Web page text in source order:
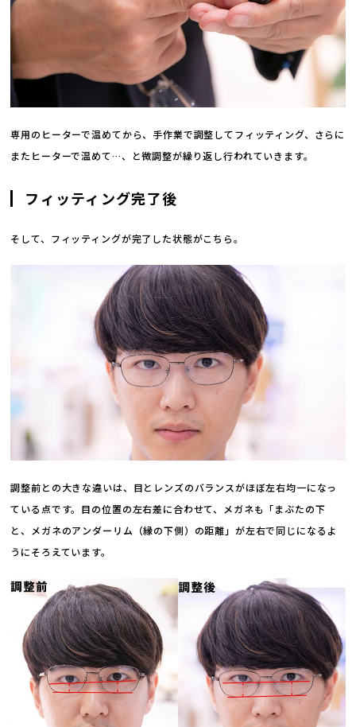
専用のヒーターで温めてから、手作業で調整してフィッティング、さらに
またヒーターで温めて…、と微調整が繰り返し行われていきます。
フィッティング完了後
そして、フィッティングが完了した状態がこちら。
調整前との大きな違いは、目とレンズのバランスがほぼ左右均一になっ
ている点です。目の位置の左右差に合わせて、メガネも「まぶたの下
と、メガネのアンダーリム（縁の下側）の距離」が左右で同じになるよ
うにそろえています。